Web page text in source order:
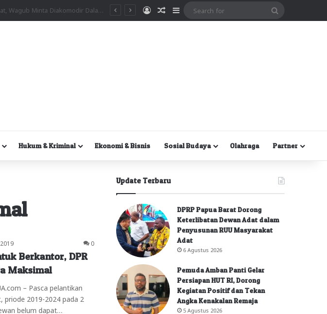
MasukRandom Article
Sidebar
Hukum & Kriminal Ekonomi & Bisnis Sosial Budaya Olahraga Partner
0
Berkantor, DPR
Maksimal
– Pasca pelantikan
priode 2019-2024 pada 2
belum dapat…
Update Terbaru
DPRP Papua Barat Dorong
Keterlibatan Dewan Adat dalam
Penyusunan RUU Masyarakat
Adat
6 Agustus 2026
Pemuda Amban Panti Gelar
Persiapan HUT RI, Dorong
Kegiatan Positif dan Tekan
Angka Kenakalan Remaja
5 Agustus 2026